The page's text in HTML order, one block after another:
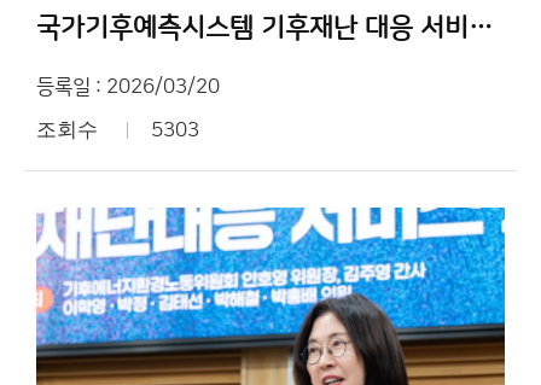
국가기후예측시스템 기후재난 대응 서비스 토론회
등록일 : 2026/03/20
조회수 5303